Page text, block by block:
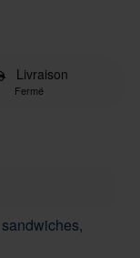
Livraison
Fermé